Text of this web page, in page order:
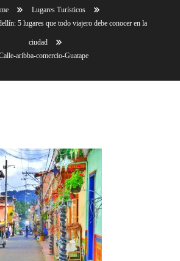
Lugares Turísticos
5 lugares que todo viajero debe conocer en la
ciudad
aribba-comercio-Guatape